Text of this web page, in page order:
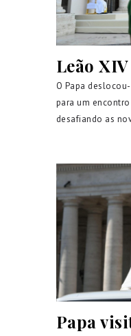
Leão
O Papa
para um
desafiando as
Papa